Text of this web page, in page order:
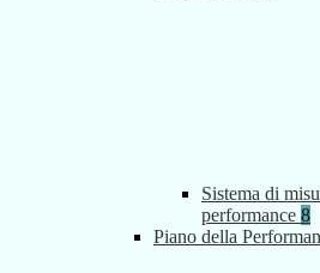
Sistema di
performance 8
Piano della